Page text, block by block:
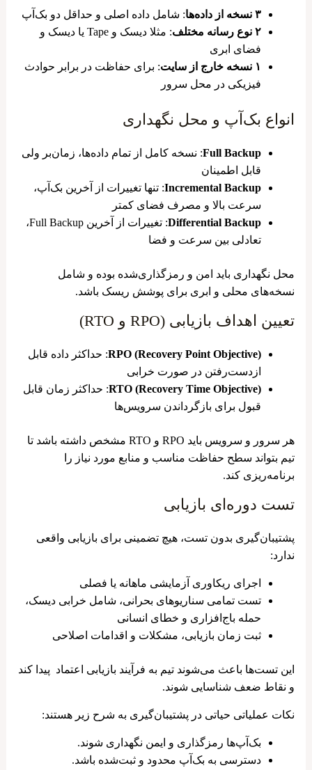
۳ نسخه از داده‌ها
: شامل داده اصلی و حداقل دو بک‌آپ
۲ نوع رسانه مختلف
: مثلا دیسک و Tape یا دیسک و
فضای ابری
۱ نسخه خارج از سایت
: برای حفاظت در برابر حوادث
فیزیکی در محل سرور
انواع بک‌آپ و محل نگهداری
Full Backup: نسخه کامل از تمام داده‌ها، زمان‌بر ولی
قابل اطمینان
Incremental Backup: تنها تغییرات از آخرین بک‌آپ،
سرعت بالا و مصرف فضای کمتر
Differential Backup
: تغییرات از آخرین Full Backup،
تعادلی بین سرعت و فضا
محل نگهداری باید امن و رمزگذاری‌شده بوده و شامل
نسخه‌های محلی و ابری برای پوشش ریسک باشد.
تعیین اهداف بازیابی (RPO و RTO)
RPO (Recovery Point Objective): حداکثر داده قابل
ازدست‌رفتن در صورت خرابی
RTO (Recovery Time Objective): حداکثر زمان قابل
قبول برای بازگرداندن سرویس‌ها
هر سرور و سرویس باید RPO و RTO مشخص داشته باشد تا
تیم بتواند سطح حفاظت مناسب و منابع مورد نیاز را
برنامه‌ریزی کند.
تست دوره‌ای بازیابی
پشتیبان‌گیری بدون تست، هیچ تضمینی برای بازیابی واقعی
ندارد:
اجرای ریکاوری آزمایشی ماهانه یا فصلی
تست تمامی سناریوهای بحرانی، شامل خرابی دیسک،
حمله باج‌افزاری و خطای انسانی
ثبت زمان بازیابی، مشکلات و اقدامات اصلاحی
این تست‌ها باعث می‌شوند تیم به فرآیند بازیابی اعتماد پیدا کند
و نقاط ضعف شناسایی شوند.
نکات عملیاتی حیاتی در پشتیبان‌گیری به شرح زیر هستند:
بک‌آپ‌ها رمزگذاری و ایمن نگهداری شوند.
دسترسی به بک‌آپ محدود و ثبت‌شده باشد.